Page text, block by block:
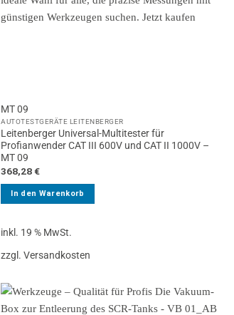
MT 09
AUTOTESTGERÄTE LEITENBERGER
Leitenberger Universal-Multitester für
Profianwender CAT III 600V und CAT II 1000V –
MT 09
368,28€
In den Warenkorb
inkl. 19 % MwSt.
zzgl. Versandkosten